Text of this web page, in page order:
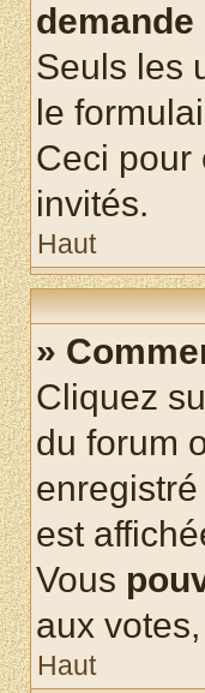
Seuls les
le
Ceci pour
invités.
Haut
»
Cliquez
du forum
est
Vous
aux
Haut